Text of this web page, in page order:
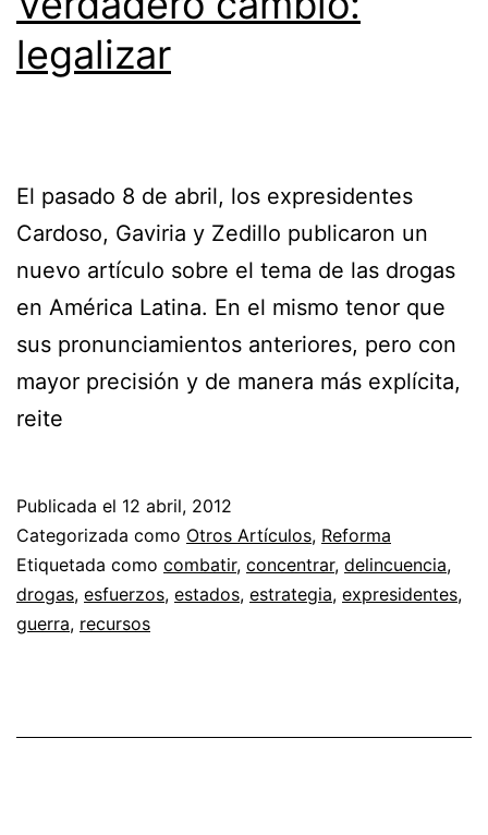
legalizar
El pasado 8 de abril, los expresidentes
Cardoso, Gaviria y Zedillo publicaron un
nuevo artículo sobre el tema de las drogas
en América Latina. En el mismo tenor que
sus pronunciamientos anteriores, pero con
mayor precisión y de manera más explícita,
reite
Publicada el 12 abril, 2012
Categorizada como Otros Artículos, Reforma
Etiquetada como combatir, concentrar, delincuencia,
drogas, esfuerzos, estados, estrategia, expresidentes,
guerra, recursos